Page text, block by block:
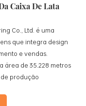
Caixa De Lata
Co., Ltd. é uma
que integra design
e vendas.
área de 35.228 metros
produção
de caixas de ferro. Os